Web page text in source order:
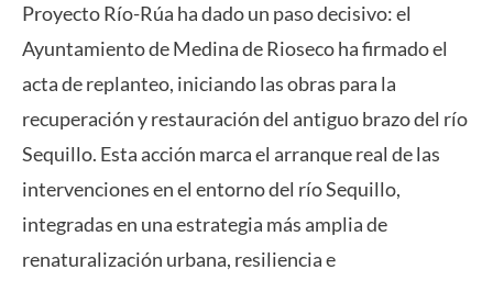
Proyecto Río-Rúa ha dado un paso decisivo: el
Ayuntamiento de Medina de Rioseco ha firmado el
acta de replanteo, iniciando las obras para la
recuperación y restauración del antiguo brazo del río
Sequillo. Esta acción marca el arranque real de las
intervenciones en el entorno del río Sequillo,
integradas en una estrategia más amplia de
renaturalización urbana, resiliencia e